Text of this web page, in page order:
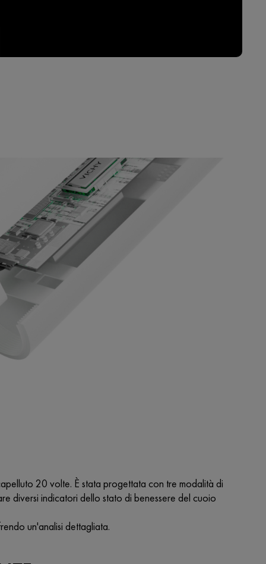
20 volte. È stata progettata con tre modalità di
diversi indicatori dello stato di benessere del cuoio
un'analisi dettagliata.